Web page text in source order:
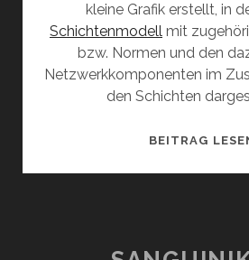
kleine Grafik erstellt, in
Schichtenmodell mit
bzw. Normen und den
Netzwerkkomponenten im
den Schichten
BEITRAG